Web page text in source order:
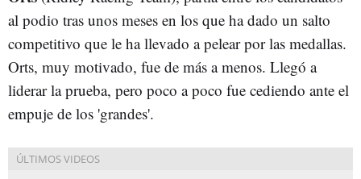
al podio tras unos meses en los que ha dado un salto
competitivo que le ha llevado a pelear por las medallas.
Orts, muy motivado, fue de más a menos. Llegó a
liderar la prueba, pero poco a poco fue cediendo ante el
empuje de los 'grandes'.